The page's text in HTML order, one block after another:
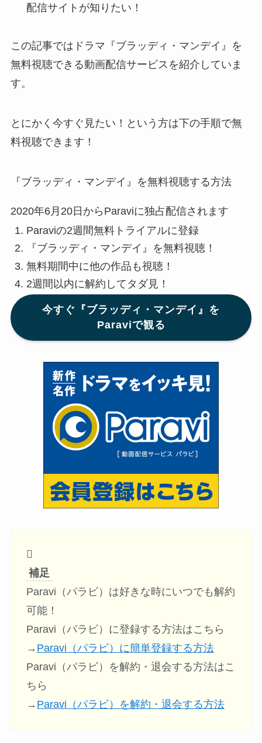
配信サイトが知りたい！
この記事ではドラマ『ブラッディ・マンデイ』を
無料視聴できる動画配信サービスを紹介していま
す。
とにかく今すぐ見たい！という方は下の手順で無
料視聴できます！
『ブラッディ・マンデイ』を無料視聴する方法
2020年6月20日からParaviに独占配信されます
Paraviの2週間無料トライアルに登録
『ブラッディ・マンデイ』を無料視聴！
無料期間中に他の作品も視聴！
2週間以内に解約してタダ見！
今すぐ『ブラッディ・マンデイ』を
Paraviで観る
補足
Paravi（パラビ）は好きな時にいつでも解約
可能！
Paravi（パラビ）に登録する方法はこちら
→ Paravi（パラビ）に簡単登録する方法
Paravi（パラビ）を解約・退会する方法はこ
ちら
→ Paravi（パラビ）を解約・退会する方法